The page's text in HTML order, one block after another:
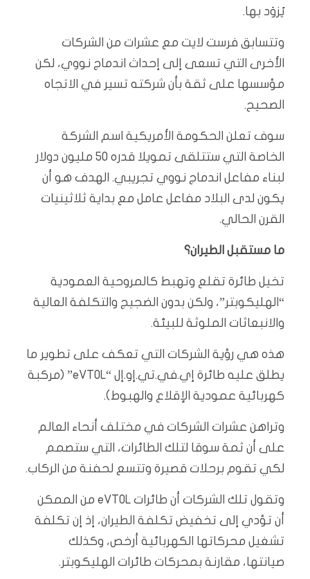
يُزوَد بها.
وتتسابق فرست لايت مع عشرات من الشركات
الأخرى التي تسعى إلى إحداث اندماج نووي، لكن
مؤسسها على ثقة بأن شركته تسير في الاتجاه
الصحيح.
سوف تعلن الحكومة الأمريكية اسم الشركة
الخاصة التي ستتلقى تمويلا قدره 50 مليون دولار
لبناء مفاعل اندماج نووي تجريبي. الهدف هو أن
يكون لدى البلاد مفاعل عامل مع بداية ثلاثينيات
القرن الحالي.
ما مستقبل الطيران؟
تخيل طائرة تقلع وتهبط كالمروحية العمودية
“الهليكوبتر”، ولكن بدون الضجيج والتكلفة العالية
والانبعاثات الملوثة للبيئة.
هذه هي رؤية الشركات التي تعكف على تطوير ما
يطلق عليه طائرة إي.في.تي.إو.إل “eVTOL” (مركبة
كهربائية عمودية الإقلاع والهبوط).
وتراهن عشرات الشركات في مختلف أنحاء العالم
على أن ثمة سوقا لتلك الطائرات، التي ستصمم
لكي تقوم برحلات قصيرة وتتسع لحفنة من الركاب.
وتقول تلك الشركات أن طائرات eVTOL من الممكن
أن تؤدي إلى تخفيض تكلفة الطيران، إذ إن تكلفة
تشغيل محركاتها الكهربائية أرخص، وكذلك
صيانتها، مقارنة بمحركات طائرات الهليكوبتر.